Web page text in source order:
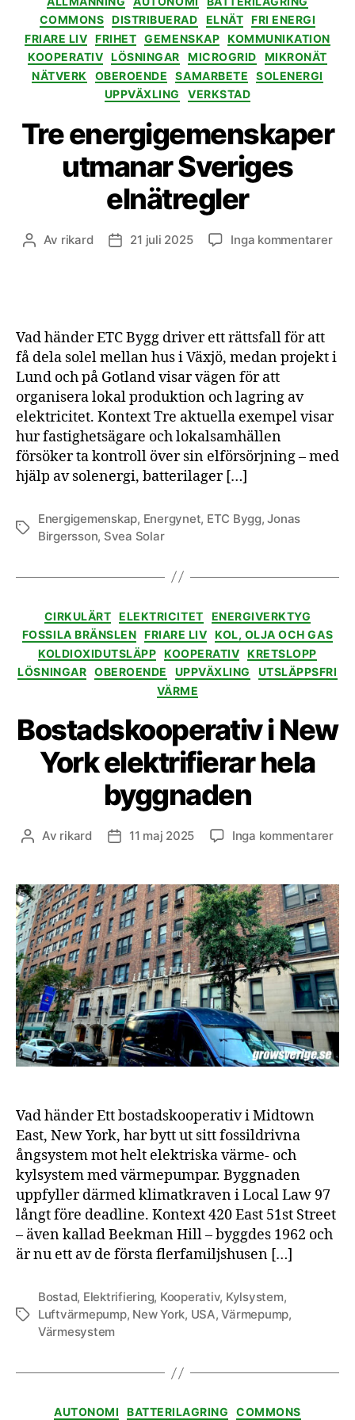
COMMONS
DISTRIBUERAD ELNÄT FRI ENERGI
FRIARE LIV
FRIHET GEMENSKAP KOMMUNIKATION
KOOPERATIV
LÖSNINGAR MICROGRID
MIKRONÄT
NÄTVERK
OBEROENDE SAMARBETE
SOLENERGI
UPPVÄXLING
VERKSTAD
Tre energigemenskaper
utmanar Sveriges
elnätregler
Inläggsförfattare
Av rikard Inläggsdatum
21 juli 2025 Inga kommentarertill
Vad händer ETC Bygg driver ett rättsfall för att
få dela solel mellan hus i Växjö, medan projekt i
Lund och på Gotland visar vägen för att
organisera lokal produktion och lagring av
elektricitet. Kontext Tre aktuella exempel visar
hur fastighetsägare och lokalsamhällen
försöker ta kontroll över sin elförsörjning – med
hjälp av solenergi, batterilager […]
Etiketter
Energigemenskap, Energynet, ETC Bygg,Jonas
Birgersson, Svea Solar
Kategorier
CIRKULÄRT ELEKTRICITET
ENERGIVERKTYG
FOSSILA BRÄNSLEN FRIARE LIV
KOL, OLJA OCH GAS
KOLDIOXIDUTSLÄPP
KOOPERATIV
KRETSLOPP
LÖSNINGAR OBEROENDE UPPVÄXLING
UTSLÄPPSFRI
VÄRME
Bostadskooperativ i New
York elektrifierar hela
byggnaden
Inläggsförfattare
Av rikard Inläggsdatum
11 maj 2025 Inga kommentarertill
Vad händer Ett bostadskooperativ i Midtown
East, New York, har bytt ut sitt fossildrivna
ångsystem mot helt elektriska värme- och
kylsystem med värmepumpar. Byggnaden
uppfyller därmed klimatkraven i Local Law 97
långt före deadline. Kontext 420 East 51st Street
– även kallad Beekman Hill – byggdes 1962 och
är nu ett av de första flerfamiljshusen […]
Etiketter
Bostad, Elektrifiering, Kooperativ, Kylsystem,
Luftvärmepump, New York, USA,Värmepump,
Värmesystem
Kategorier
AUTONOMI BATTERILAGRING
COMMONS